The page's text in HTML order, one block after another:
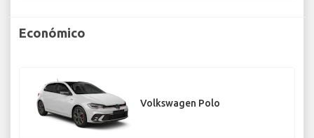
Económico
Volkswagen Polo